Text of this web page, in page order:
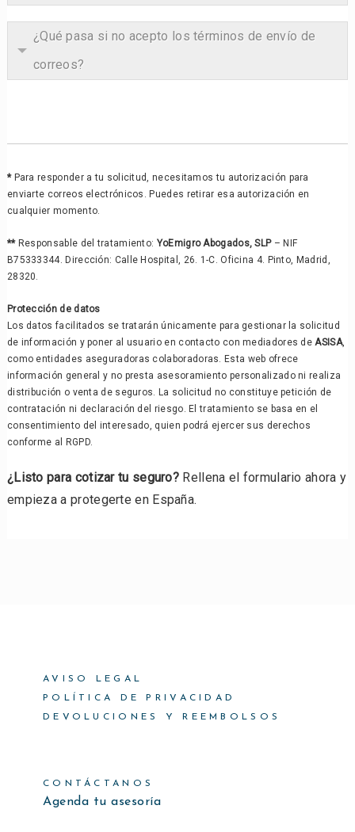
¿Qué pasa si no acepto los términos de envío de
correos?
*Para responder a tu solicitud, necesitamos tu autorización para
enviarte correos electrónicos. Puedes retirar esa autorización en
cualquier momento.
**Responsable del tratamiento: YoEmigro Abogados, SLP– NIF
B75333344. Dirección: Calle Hospital, 26. 1-C. Oficina 4. Pinto, Madrid,
28320.
Protección de datos
Los datos facilitados se tratarán únicamente para gestionar la solicitud
de información y poner al usuario en contacto con mediadores deASISA,
como entidades aseguradoras colaboradoras. Esta web ofrece
información general y no presta asesoramiento personalizado ni realiza
distribución o venta de seguros. La solicitud no constituye petición de
contratación ni declaración del riesgo. El tratamiento se basa en el
consentimiento del interesado, quien podrá ejercer sus derechos
conforme al RGPD.
¿Listo para cotizar tu seguro? Rellena el formulario ahora y
empieza a protegerte en España.
AVISO LEGAL
POLÍTICA DE PRIVACIDAD
DEVOLUCIONES Y REEMBOLSOS
CONTÁCTANOS
Agenda tu asesoría